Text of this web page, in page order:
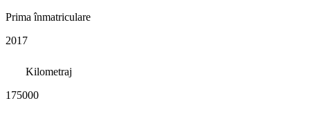
Prima înmatriculare
2017
Kilometraj
175000